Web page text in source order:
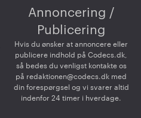
Annoncering /
Publicering
Hvis du ønsker at annoncere eller
publicere indhold på Codecs.dk,
så bedes du venligst kontakte os
på redaktionen@codecs.dk med
din forespørgsel og vi svarer altid
indenfor 24 timer i hverdage.